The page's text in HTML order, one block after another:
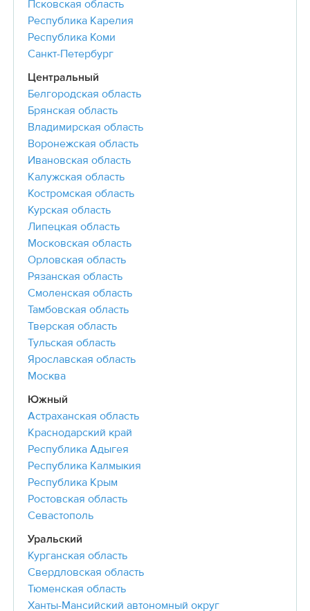
Псковская область
Республика Карелия
Республика Коми
Санкт-Петербург
Центральный
Белгородская область
Брянская область
Владимирская область
Воронежская область
Ивановская область
Калужская область
Костромская область
Курская область
Липецкая область
Московская область
Орловская область
Рязанская область
Смоленская область
Тамбовская область
Тверская область
Тульская область
Ярославская область
Москва
Южный
Астраханская область
Краснодарский край
Республика Адыгея
Республика Калмыкия
Республика Крым
Ростовская область
Севастополь
Уральский
Курганская область
Свердловская область
Тюменская область
Ханты-Мансийский автономный округ